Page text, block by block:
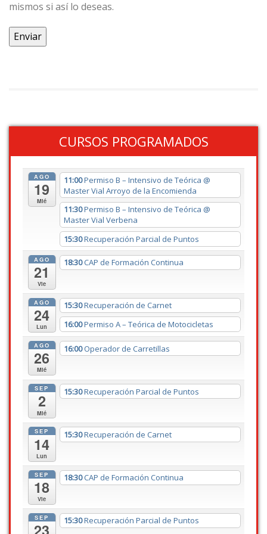
mismos si así lo deseas.
CURSOS PROGRAMADOS
AGO
19
Mié
11:00Permiso B – Intensivo de Teórica @
Master Vial Arroyo de la Encomienda
11:30Permiso B – Intensivo de Teórica @
Master Vial Verbena
15:30Recuperación Parcial de Puntos
AGO
21
Vie
18:30CAP de Formación Continua
AGO
24
Lun
15:30Recuperación de Carnet
16:00Permiso A – Teórica de Motocicletas
AGO
26
Mié
16:00Operador de Carretillas
SEP
2
Mié
15:30Recuperación Parcial de Puntos
SEP
14
Lun
15:30Recuperación de Carnet
SEP
18
Vie
18:30CAP de Formación Continua
SEP 15:30Recuperación Parcial de Puntos